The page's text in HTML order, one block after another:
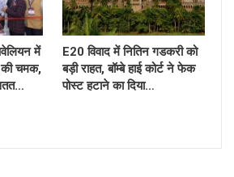
में
की चमक,
E20 विवाद में नितिन गडकरी को
बड़ी राहत, बॉम्बे हाई कोर्ट ने फेक
पोस्ट हटाने का दिया…